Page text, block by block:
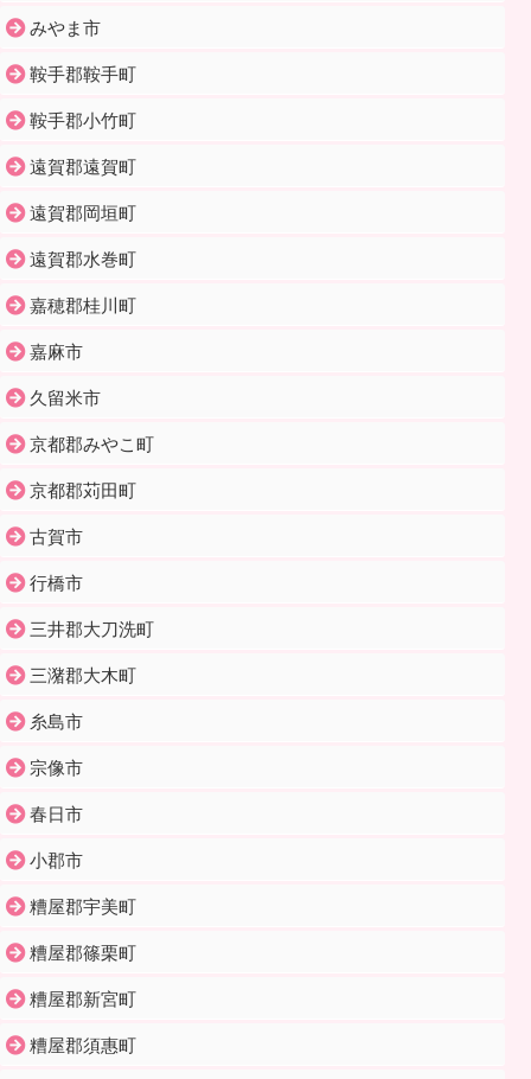
みやま市
鞍手郡鞍手町
鞍手郡小竹町
遠賀郡遠賀町
遠賀郡岡垣町
遠賀郡水巻町
嘉穂郡桂川町
嘉麻市
久留米市
京都郡みやこ町
京都郡苅田町
古賀市
行橋市
三井郡大刀洗町
三潴郡大木町
糸島市
宗像市
春日市
小郡市
糟屋郡宇美町
糟屋郡篠栗町
糟屋郡新宮町
糟屋郡須惠町